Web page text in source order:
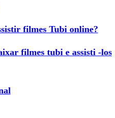
filmes Tubi online?
filmes tubi e assisti -los